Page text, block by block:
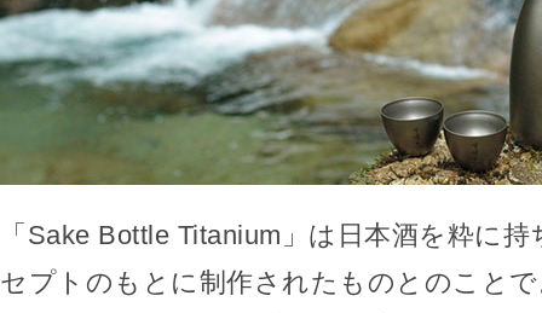
「Sake Bottle Titanium」は日本酒を粋に
セプトのもとに制作されたものとのこと